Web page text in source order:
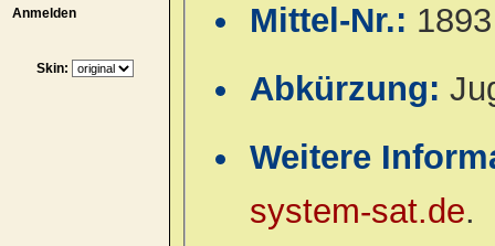
Anmelden
Skin:
Mittel-Nr.: 1893
Abkürzung:
Weitere
system-sat.de.